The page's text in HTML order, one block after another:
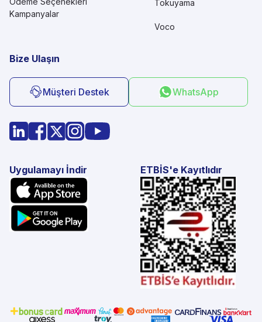
Kampanyalar
Tokuyama
Voco
Bize Ulaşın
Müşteri Destek WhatsApp
Uygulamayı İndir ETBİS'e Kayıtlıdır